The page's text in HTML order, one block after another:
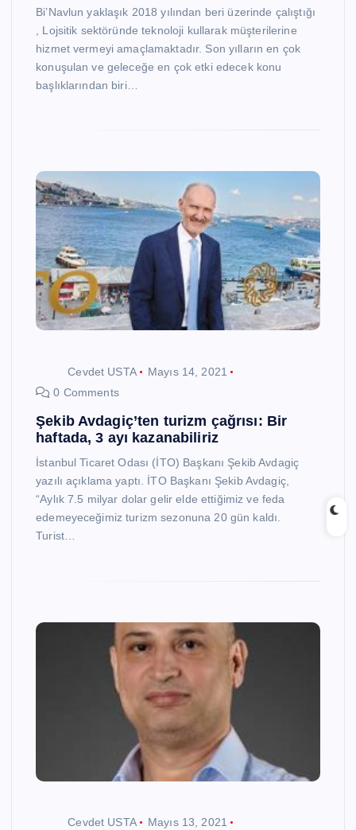
Bi’Navlun yaklaşık 2018 yılından beri üzerinde çalıştığı
, Lojsitik sektöründe teknoloji kullarak müşterilerine
hizmet vermeyi amaçlamaktadır. Son yılların en çok
konuşulan ve geleceğe en çok etki edecek konu
başlıklarından biri…
Cevdet USTA
Mayıs 14, 2021
0 Comments
Şekib Avdagiç’ten turizm çağrısı: Bir
haftada, 3 ayı kazanabiliriz
İstanbul Ticaret Odası (İTO) Başkanı Şekib Avdagiç
yazılı açıklama yaptı. İTO Başkanı Şekib Avdagiç,
“Aylık 7.5 milyar dolar gelir elde ettiğimiz ve feda
edemeyeceğimiz turizm sezonuna 20 gün kaldı.
Turist…
Cevdet USTA
Mayıs 13, 2021